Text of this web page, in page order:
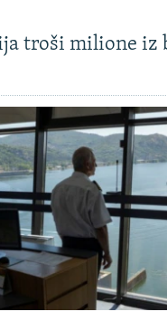
troši milione iz